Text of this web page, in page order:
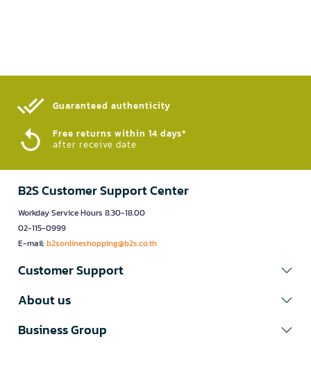
Guaranteed authenticity​
Free returns within 14 days*
after receive date
B2S Customer Support Center
Workday Service Hours 8.30-18.00
02-115-0999
E-mail:b2sonlineshopping@b2s.co.th
Customer Support
About us
Business Group